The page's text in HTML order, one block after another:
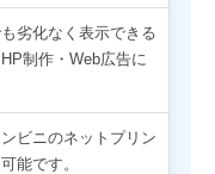
劣化なく表示できる
制作・Web広告に
ビニのネットプリン
能です。